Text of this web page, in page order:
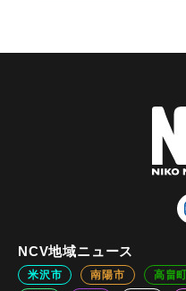
NCV地域ニュース
米沢市 南陽市 高畠町